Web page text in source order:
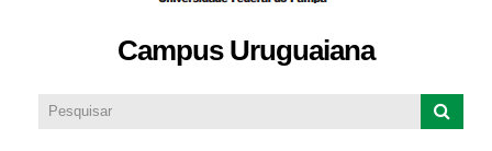
Campus Uruguaiana